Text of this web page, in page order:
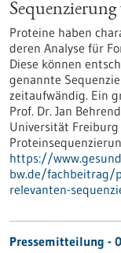
Proteine haben
deren Analyse für
Diese können
genannte
zeitaufwändig. Ein
Prof. Dr. Jan
Universität
https://
bw.de/fachbeitrag/
relevanten-
Pressemitteilung -